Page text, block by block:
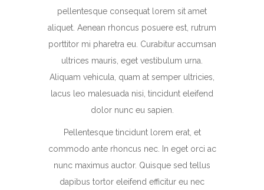
pellentesque consequat lorem sit amet
aliquet. Aenean rhoncus posuere est, rutrum
porttitor mi pharetra eu. Curabitur accumsan
ultrices mauris, eget vestibulum urna.
Aliquam vehicula, quam at semper ultricies,
lacus leo malesuada nisi, tincidunt eleifend
dolor nunc eu sapien.
Pellentesque tincidunt lorem erat, et
commodo ante rhoncus nec. In eget orci ac
nunc maximus auctor. Quisque sed tellus
dapibus tortor eleifend efficitur eu nec